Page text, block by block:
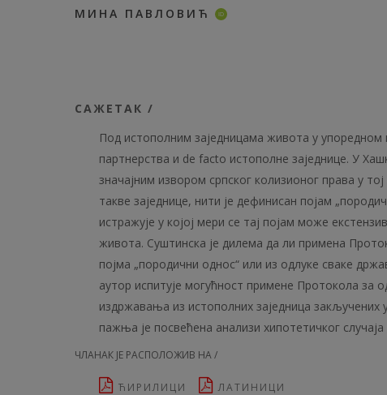
МИНА ПАВЛОВИЋ ID
САЖЕТАК /
Под истополним заједницама живота у упоредном
партнерства и de facto исто­полне заједнице. У
значајним извором српског колизионог права у
такве заједнице, нити је дефинисан појам
истражује у којој мери се тај појам може
живота. Суштинска је дилема да ли примена
појма „породични однос“ или из одлуке сваке
аутор испитује могућност примене Протокола
издржавања из истополних заједница
пажња је посвећена анализи хипотетичког
ЧЛАНАК ЈЕ РАСПОЛОЖИВ НА /
ЋИРИЛИЦИ ЛАТИНИЦИ